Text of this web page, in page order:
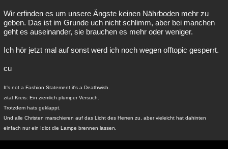
Wir erfinden es um unsere Ängste keinen Nährboden mehr zu
geben. Das ist im Grunde uch nicht schlimm, aber bei manchen
geht es auseinander, sie brauchen es mehr oder weniger.
Ich hör jetzt mal auf sonst werd ich noch wegen offtopic gesperrt.
cu
It's not a Fashion Statement it's a Deathwish.
zitat Kreis: Ein ziemlich plumper Versuch.
Trotzdem hats geklappt.
Und alle Christen marschieren auf das Licht des Herren zu, aber vieleicht hat dahinten
einfach nur ein Idiot die Lampe brennen lassen.